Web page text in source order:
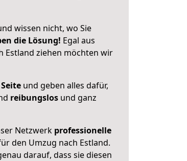
wissen nicht, wo Sie
die Lösung! Egal aus
Estland ziehen möchten wir
und geben alles dafür,
reibungslos und ganz
Netzwerk professionelle
den Umzug nach Estland.
darauf, dass sie diesen